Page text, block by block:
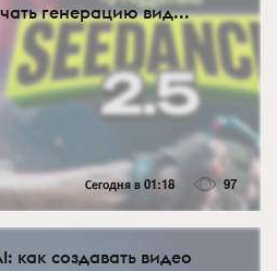
генерацию вид...
Сегодня в 01:18 97
как создавать видео